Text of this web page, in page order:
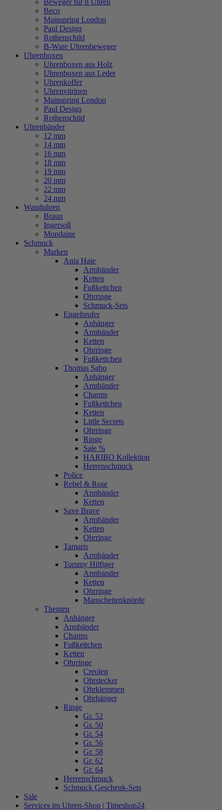
Beweger für 8 Uhren
Beco
Mainspring London
Paul Design
Rothenschild
B-Ware Uhrenbeweger
Uhrenboxen
Uhrenboxen aus Holz
Uhrenboxen aus Leder
Uhrenkoffer
Uhrenvitrinen
Mainspring London
Paul Design
Rothenschild
Uhrenbänder
12 mm
14 mm
16 mm
18 mm
19 mm
20 mm
22 mm
24 mm
Wanduhren
Braun
Ingersoll
Mondaine
Schmuck
Marken
Ania Haie
Armbänder
Ketten
Fußkettchen
Ohrringe
Schmuck-Sets
Engelsrufer
Anhänger
Armbänder
Ketten
Ohrringe
Fußkettchen
Thomas Sabo
Anhänger
Armbänder
Charms
Fußkettchen
Ketten
Little Secrets
Ohrringe
Ringe
Sale %
HARIBO Kollektion
Herrenschmuck
Police
Rebel & Rose
Armbänder
Ketten
Save Brave
Armbänder
Ketten
Ohrringe
Tamaris
Armbänder
Tommy Hilfiger
Armbänder
Ketten
Ohrringe
Manschettenknöpfe
Themen
Anhänger
Armbänder
Charms
Fußkettchen
Ketten
Ohrringe
Creolen
Ohrstecker
Ohrklemmen
Ohrhänger
Ringe
Gr. 52
Gr. 50
Gr. 54
Gr. 56
Gr. 58
Gr. 62
Gr. 64
Herrenschmuck
Schmuck Geschenk-Sets
Sale
Services im Uhren-Shop | Timeshop24